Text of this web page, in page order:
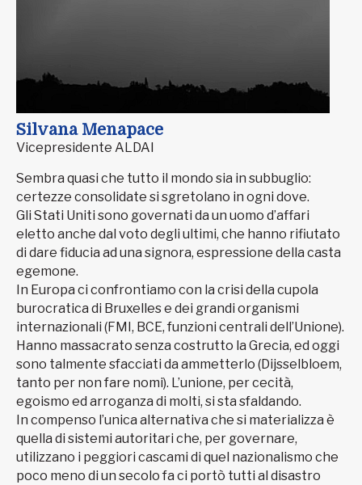
Silvana Menapace
Vicepresidente ALDAI
Sembra quasi che tutto il mondo sia in subbuglio:
certezze consolidate si sgretolano in ogni dove.
Gli Stati Uniti sono governati da un uomo d’affari
eletto anche dal voto degli ultimi, che hanno rifiutato
di dare fiducia ad una signora, espressione della casta
egemone.
In Europa ci confrontiamo con la crisi della cupola
burocratica di Bruxelles e dei grandi organismi
internazionali (FMI, BCE, funzioni centrali dell’Unione).
Hanno massacrato senza costrutto la Grecia, ed oggi
sono talmente sfacciati da ammetterlo (Dijsselbloem,
tanto per non fare nomi). L’unione, per cecità,
egoismo ed arroganza di molti, si sta sfaldando.
In compenso l’unica alternativa che si materializza è
quella di sistemi autoritari che, per governare,
utilizzano i peggiori cascami di quel nazionalismo che
poco meno di un secolo fa ci portò tutti al disastro